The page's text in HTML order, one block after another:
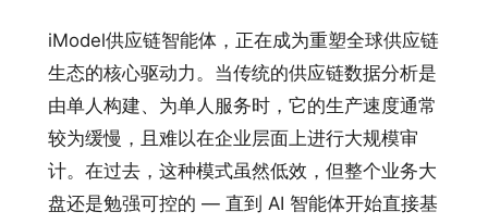
iModel供应链智能体，正在成为重塑全球供应链
生态的核心驱动力。当传统的供应链数据分析是
由单人构建、为单人服务时，它的生产速度通常
较为缓慢，且难以在企业层面上进行大规模审
计。在过去，这种模式虽然低效，但整个业务大
盘还是勉强可控的 — 直到 AI 智能体开始直接基